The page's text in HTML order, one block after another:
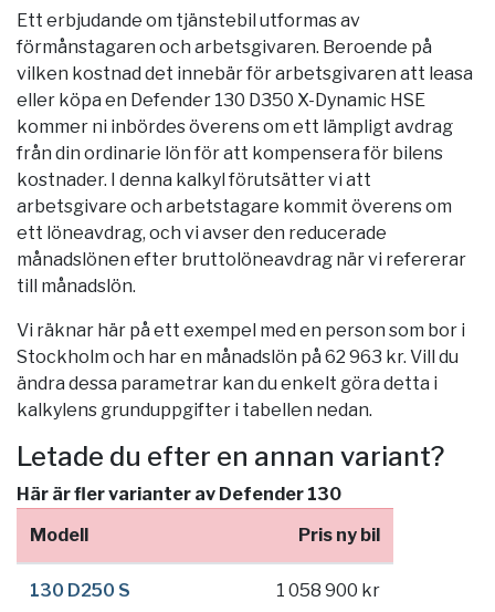
Ett erbjudande om tjänstebil utformas av
förmånstagaren och arbetsgivaren. Beroende på
vilken kostnad det innebär för arbetsgivaren att leasa
eller köpa en Defender 130 D350 X-Dynamic HSE
kommer ni inbördes överens om ett lämpligt avdrag
från din ordinarie lön för att kompensera för bilens
kostnader. I denna kalkyl förutsätter vi att
arbetsgivare och arbetstagare kommit överens om
ett löneavdrag, och vi avser den reducerade
månadslönen efter bruttolöneavdrag när vi refererar
till månadslön.
Vi räknar här på ett exempel med en person som bor i
Stockholm och har en månadslön på 62 963 kr. Vill du
ändra dessa parametrar kan du enkelt göra detta i
kalkylens grunduppgifter i tabellen nedan.
Letade du efter en annan variant?
Här är fler varianter av Defender 130
Modell
Pris ny bil
130 D250 S 1 058 900 kr